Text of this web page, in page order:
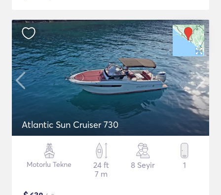
Atlantic Sun Cruiser 730
Motorlu Tekne
24 ft
7 m
8 Seyir 1